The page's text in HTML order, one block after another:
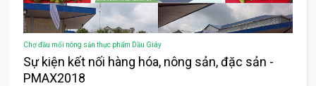
Chợ đầu mối nông sản thực phẩm Dầu Giây
Sự kiện kết nối hàng hóa, nông sản, đặc sản -
PMAX2018